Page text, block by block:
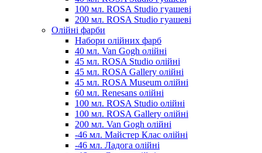
100 мл. ROSA Studio гуашеві
200 мл. ROSA Studio гуашеві
Олійні фарби
Набори олійних фарб
40 мл. Van Gogh олійні
45 мл. ROSA Studio олійні
45 мл. ROSA Gallery олійні
45 мл. ROSA Museum олійні
60 мл. Renesans олійні
100 мл. ROSA Studio олійні
100 мл. ROSA Gallery олійні
200 мл. Van Gogh олійні
-46 мл. Майстер Клас олійні
-46 мл. Ладога олійні